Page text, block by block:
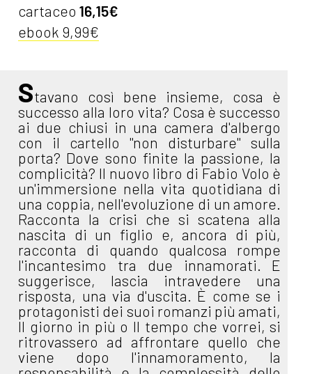
cartaceo16,15€
ebook 9,99€
Stavano così bene insieme, cosa è
successo alla loro vita? Cosa è successo
ai due chiusi in una camera d'albergo
con il cartello "non disturbare" sulla
porta? Dove sono finite la passione, la
complicità? Il nuovo libro di Fabio Volo è
un'immersione nella vita quotidiana di
una coppia, nell'evoluzione di un amore.
Racconta la crisi che si scatena alla
nascita di un figlio e, ancora di più,
racconta di quando qualcosa rompe
l'incantesimo tra due innamorati. E
suggerisce, lascia intravedere una
risposta, una via d'uscita. È come se i
protagonisti dei suoi romanzi più amati,
Il giorno in più o Il tempo che vorrei, si
ritrovassero ad affrontare quello che
viene dopo l'innamoramento, la